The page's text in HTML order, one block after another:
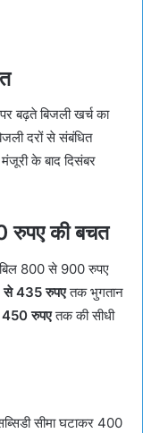
बढ़ते बिजली खर्च का
दरों से संबंधित
के बाद दिसंबर
रुपए की बचत
बिल 800 से 900 रुपए
435 रुपएतक भुगतान
रुपएतक की सीधी
सीमा घटाकर 400